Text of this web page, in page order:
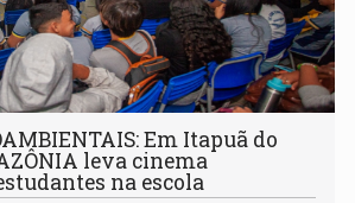
Em Itapuã do
leva cinema
na escola